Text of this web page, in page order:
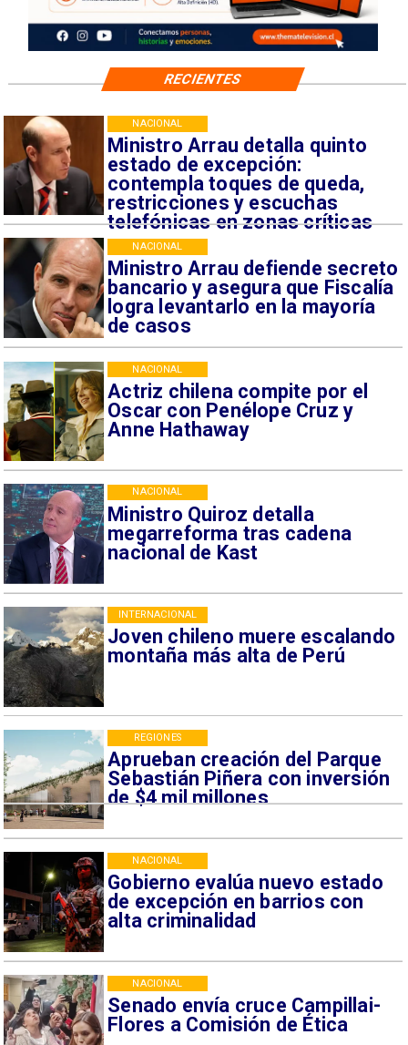
Ministro Arrau detalla quinto
estado de excepción:
contempla toques de queda,
restricciones y escuchas
telefónicas en zonas críticas
NACIONAL
Ministro Arrau defiende secreto
bancario y asegura que Fiscalía
logra levantarlo en la mayoría
de casos
NACIONAL
Actriz chilena compite por el
Oscar con Penélope Cruz y
Anne Hathaway
NACIONAL
Ministro Quiroz detalla
megarreforma tras cadena
nacional de Kast
NACIONAL
Joven chileno muere escalando
montaña más alta de Perú
INTERNACIONAL
Aprueban creación del Parque
Sebastián Piñera con inversión
de $4 mil millones
REGIONES
Gobierno evalúa nuevo estado
de excepción en barrios con
alta criminalidad
NACIONAL
Senado envía cruce Campillai-
Flores a Comisión de Ética
NACIONAL
RECIENTES